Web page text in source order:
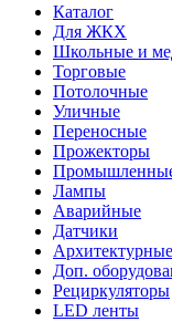
Каталог
Для ЖКХ
Школьные и
Торговые
Потолочные
Уличные
Переносные
Прожекторы
Лампы
Аварийные
Датчики
Архитектурные
Доп.
Рециркуляторы
LED ленты